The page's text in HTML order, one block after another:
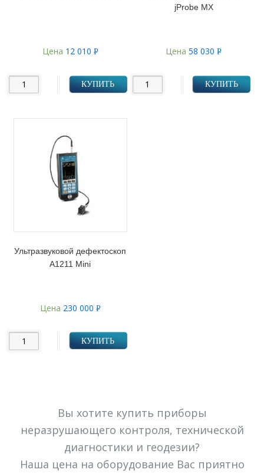
Цена 12 010 Р
КУПИТЬ
jProbe MX
Цена58 030Р
КУПИТЬ
Ультразвуковой дефектоскоп
А1211 Mini
Цена 230 000 Р
КУПИТЬ
Вы хотите купить приборы
неразрушающего контроля, технической
диагностики и геодезии?
Наша цена на оборудование Вас приятно